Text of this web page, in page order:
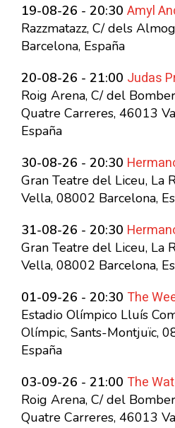
19-08-26 - 20:30 Amyl
Razzmatazz, C/ dels
Barcelona, España
20-08-26 - 21:00 Judas
Roig Arena, C/ del
Quatre Carreres, 46013
España
30-08-26 - 20:30
Gran Teatre del Liceu, La
Vella, 08002 Barcelona,
31-08-26 - 20:30
Gran Teatre del Liceu, La
Vella, 08002 Barcelona,
01-09-26 - 20:30 The
Estadio Olímpico Lluís
Olímpic, Sants-Montjuïc,
España
03-09-26 - 21:00 The
Roig Arena, C/ del
Quatre Carreres, 46013